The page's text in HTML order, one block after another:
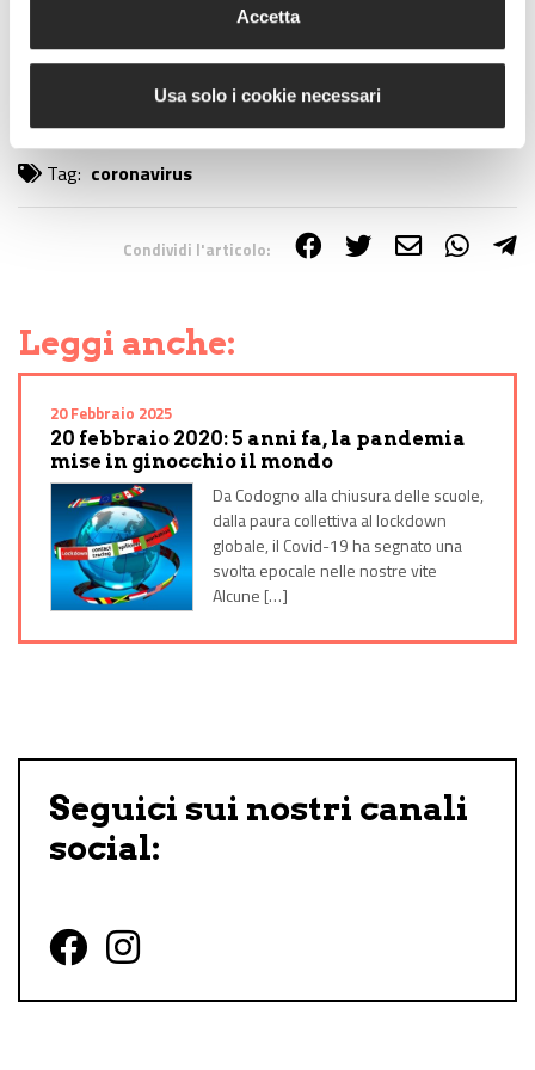
Accetta
Usa solo i cookie necessari
Lascia un commento +
Tag: coronavirus
Condividi l'articolo:
Leggi anche:
20 Febbraio 2025
20 febbraio 2020: 5 anni fa, la pandemia
mise in ginocchio il mondo
Da Codogno alla chiusura delle scuole,
dalla paura collettiva al lockdown
globale, il Covid-19 ha segnato una
svolta epocale nelle nostre vite
Alcune […]
Seguici sui nostri canali
social:
Follow us on Facebook
Follow us on Instagram